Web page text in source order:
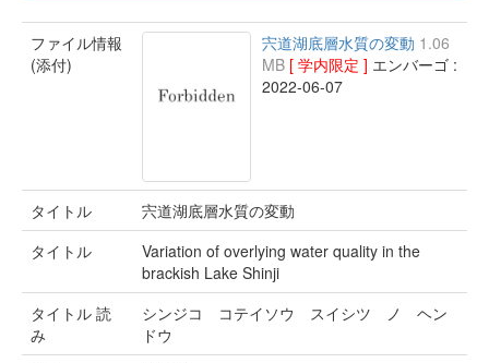
ファイル情報
(添付)
宍道湖底層水質の変動 1.06
MB [ 学内限定 ] エンバーゴ :
2022-06-07
タイトル
宍道湖底層水質の変動
タイトル
Variation of overlying water quality in the
brackish Lake Shinji
タイトル 読
み
シンジコ コテイソウ スイシツ ノ ヘン
ドウ